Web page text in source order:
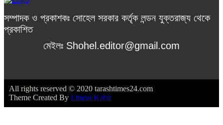
সম্পাদক ও প্রকাশকঃ সোহেল সরকার কর্তৃক লন্ডন যুক্তরাজ্য থেকে
প্রকাশিত
মেইলঃ Shohel.editor@gmail.com
All rights reserved © 2020 tarashtimes24.com
Theme Created By Limon Kabir